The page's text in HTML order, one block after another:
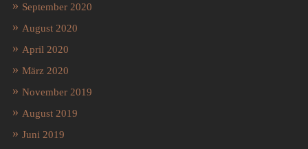
September 2020
August 2020
April 2020
März 2020
November 2019
August 2019
Juni 2019